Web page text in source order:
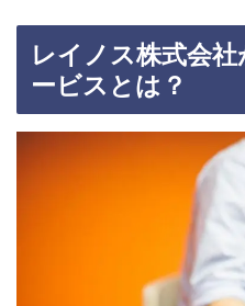
レイノス株式会
ービスとは？